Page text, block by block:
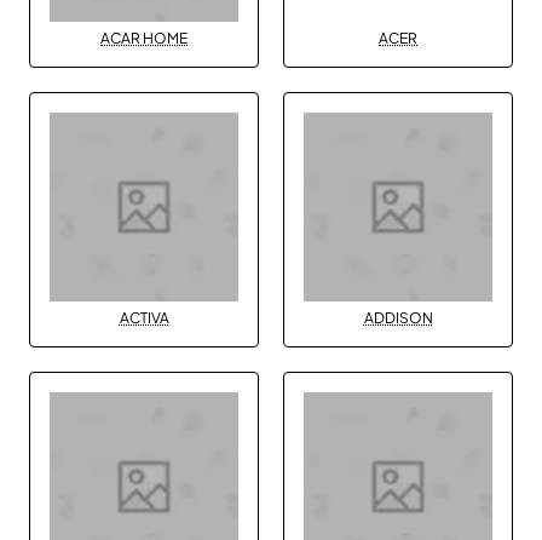
ACAR HOME ACER
ACTIVA ADDISON